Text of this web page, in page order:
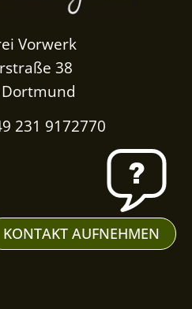
Vorwerk
38
231 9172770
KONTAKT AUFNEHMEN